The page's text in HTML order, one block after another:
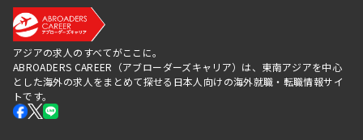
アジアの求人のすべてがここに。
ABROADERS CAREER（アブローダーズキャリア）は、東南アジアを中心
とした海外の求人をまとめて探せる日本人向けの海外就職・転職情報サイ
トです。